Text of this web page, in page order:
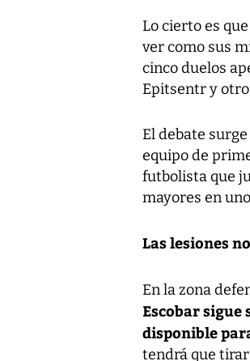
Lo cierto es
ver como sus
cinco duelos
Epitsentr y
El debate
equipo de
futbolista que
mayores en
Las lesiones
En la zona
Escobar sigue
disponible
tendrá que